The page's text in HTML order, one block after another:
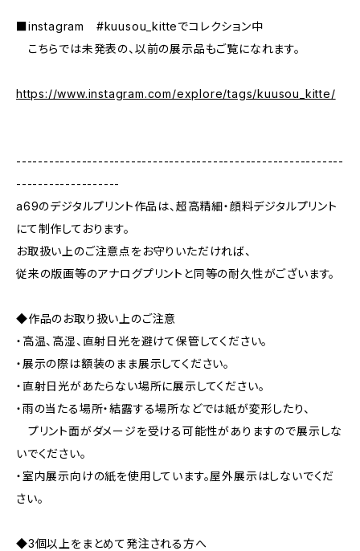
■instagram #kuusou_kitteでコレクション中
こちらでは未発表の、以前の展示品もご覧になれます。
https://www.instagram.com/explore/tags/kuusou_kitte/
------------------------------------------------------------
-------------------
a69のデジタルプリント作品は、超高精細・顔料デジタルプリント
にて制作しております。
お取扱い上のご注意点をお守りいただければ、
従来の版画等のアナログプリントと同等の耐久性がございます。
◆作品のお取り扱い上のご注意
・高温、高湿、直射日光を避けて保管してください。
・展示の際は額装のまま展示してください。
・直射日光があたらない場所に展示してください。
・雨の当たる場所・結露する場所などでは紙が変形したり、
プリント面がダメージを受ける可能性がありますので展示しな
いでください。
・室内展示向けの紙を使用しています。屋外展示はしないでくだ
さい。
◆3個以上をまとめて発注される方へ